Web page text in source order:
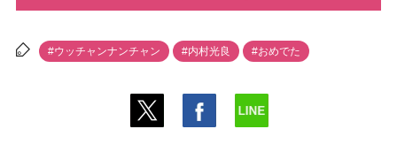
#ウッチャンナンチャン #内村光良 #おめでた